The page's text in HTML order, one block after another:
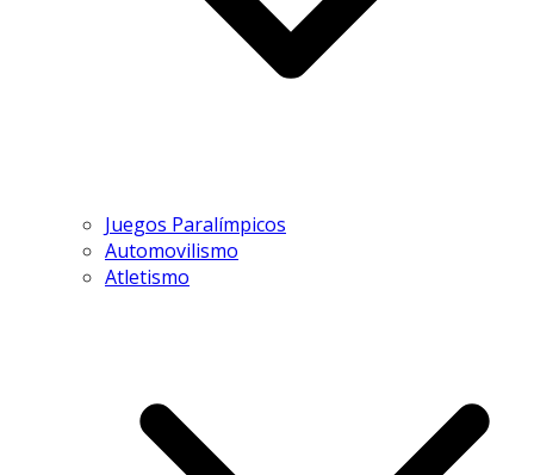
Juegos Paralímpicos
Automovilismo
Atletismo